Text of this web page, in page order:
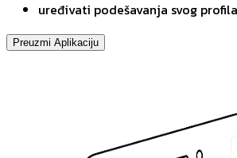
uređivati podešavanja svog profila
Preuzmi Aplikaciju